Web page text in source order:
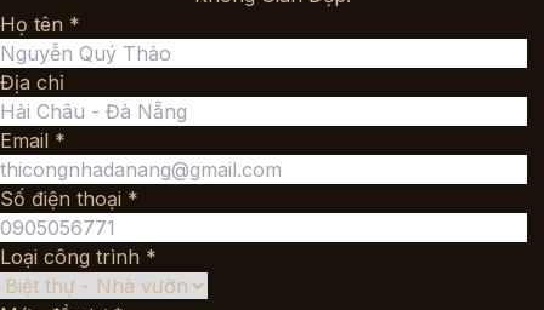
Họ tên *
Địa chỉ
Email *
Số điện thoại *
Loại công trình *